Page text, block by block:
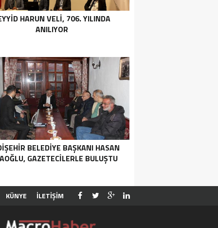
HARUN VELI, 706. YILINDA
ANILIYOR
BELEDIYE BAŞKANI HASAN
GAZETECILERLE BULUŞTU
KÜNYE İLETİŞİM